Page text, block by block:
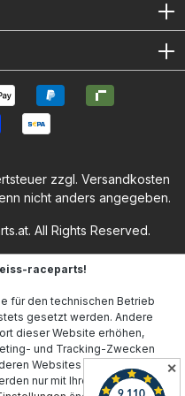
zzgl. Versandkosten
nicht anders angegeben.
All Rights Reserved.
raceparts!
für den technischen Betrieb
gesetzt werden. Andere
dieser Website erhöhen,
und Tracking-Zwecken
Websites und sozialen
nur mit Ihrer Zustimmung
✕